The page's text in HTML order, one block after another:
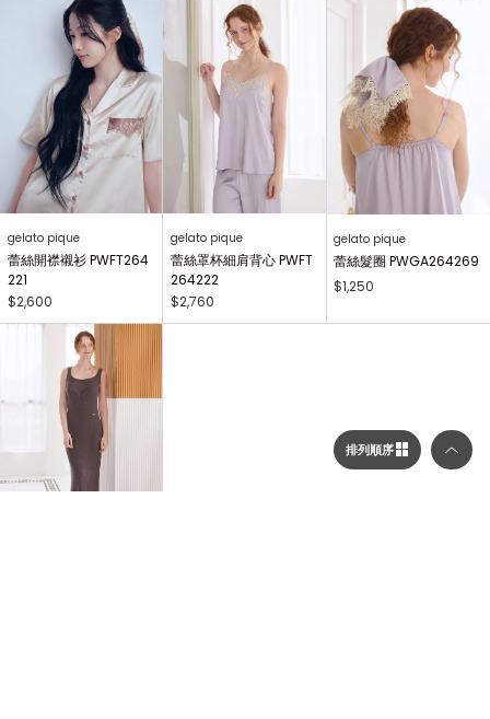
gelato pique
蕾絲開襟襯衫 PWFT264
221
$2,600
gelato pique
蕾絲罩杯細肩背心 PWFT
264222
$2,760
gelato pique
蕾絲髮圈 PWGA264269
$1,250
排列順序